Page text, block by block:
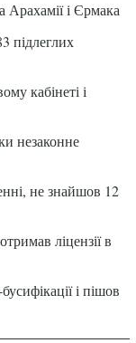
і Єрмака
підлеглих
кабінеті і
незаконне
не знайшов 12
ліцензії в
і пішов